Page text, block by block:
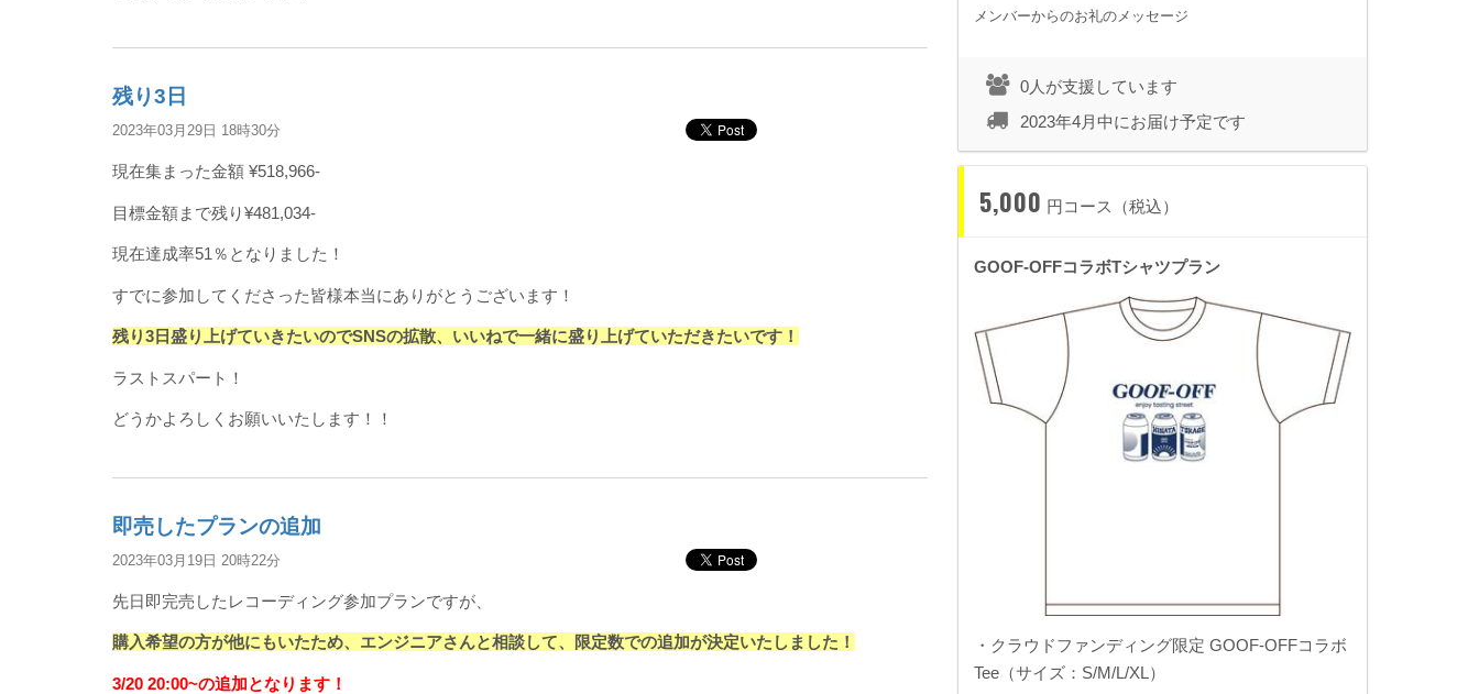
残り3日
2023年03月29日 18時30分
現在集まった金額 ¥518,966-
目標金額まで残り¥481,034-
現在達成率51％となりました！
すでに参加してくださった皆様本当にありがとうございます！
残り3日盛り上げていきたいのでSNSの拡散、いいねで一緒に盛り上げていただきたいです！
ラストスパート！
どうかよろしくお願いいたします！！
即売したプランの追加
2023年03月19日 20時22分
先日即完売したレコーディング参加プランですが、
購入希望の方が他にもいたため、エンジニアさんと相談して、限定数での追加が決定いたしました！
3/20 20:00~の追加となります！
メンバーからのお礼のメッセージ
0人が支援しています
2023年4月中にお届け予定です
5,000 円コース（税込）
GOOF-OFFコラボTシャツプラン
・クラウドファンディング限定 GOOF-OFFコラボ
Tee（サイズ：S/M/L/XL）